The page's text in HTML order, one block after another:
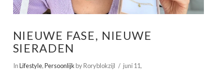
NIEUWE FASE, NIEUWE
SIERADEN
InLifestyle,Persoonlijk by Roryblokzijl juni 11,